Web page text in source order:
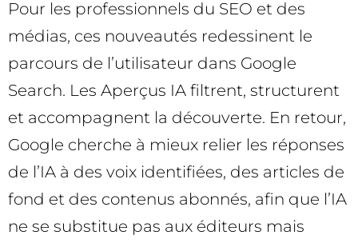
Pour les professionnels du SEO et des
médias, ces nouveautés redessinent le
parcours de l’utilisateur dans Google
Search. Les Aperçus IA filtrent, structurent
et accompagnent la découverte. En retour,
Google cherche à mieux relier les réponses
de l’IA à des voix identifiées, des articles de
fond et des contenus abonnés, afin que l’IA
ne se substitue pas aux éditeurs mais